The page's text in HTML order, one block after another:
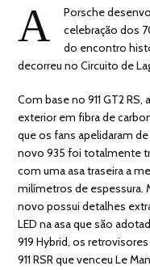
A
Porsche
celebração dos
do encontro
decorreu no Circuito de
Com base no 911 GT2
exterior em fibra de
que os fans apelidaram
novo 935 foi totalmente
com uma asa traseira a
milímetros de espessura.
novo possui detalhes
LED na asa que são
919 Hybrid, os
911 RSR que venceu Le